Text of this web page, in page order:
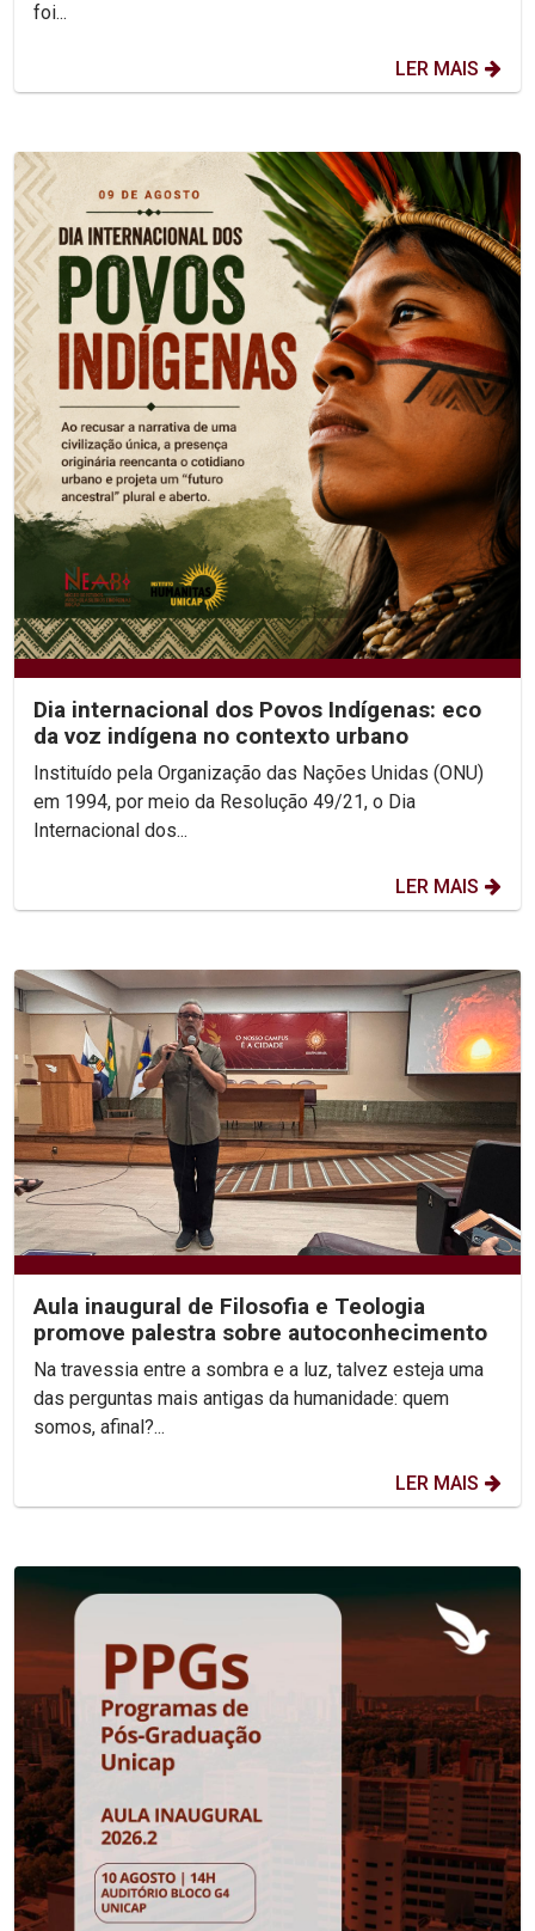
foi...
LER MAIS
Dia internacional dos Povos Indígenas: eco
da voz indígena no contexto urbano
Instituído pela Organização das Nações Unidas (ONU)
em 1994, por meio da Resolução 49/21, o Dia
Internacional dos...
LER MAIS
Aula inaugural de Filosofia e Teologia
promove palestra sobre autoconhecimento
Na travessia entre a sombra e a luz, talvez esteja uma
das perguntas mais antigas da humanidade: quem
somos, afinal?...
LER MAIS